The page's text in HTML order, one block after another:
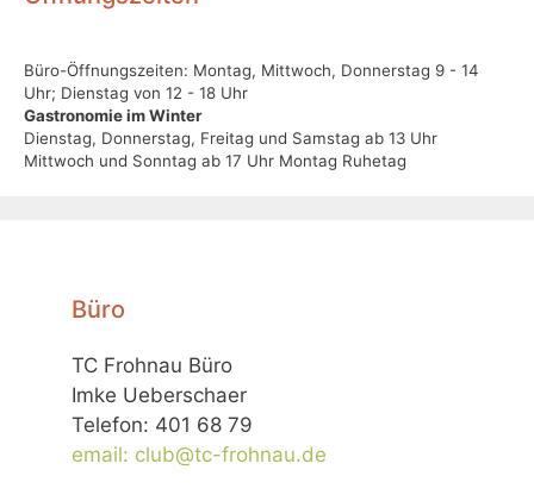
Büro-Öffnungszeiten: Montag, Mittwoch, Donnerstag 9 - 14
Uhr; Dienstag von 12 - 18 Uhr
Gastronomie im Winter
Dienstag, Donnerstag, Freitag und Samstag ab 13 Uhr
Mittwoch und Sonntag ab 17 Uhr Montag Ruhetag
Büro
TC Frohnau Büro
Imke Ueberschaer
Telefon: 401 68 79
email: club@tc-frohnau.de